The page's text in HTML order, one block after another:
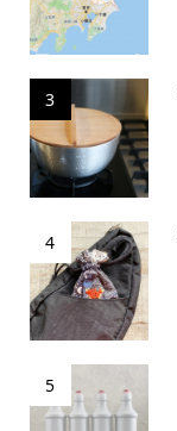
3
4
5